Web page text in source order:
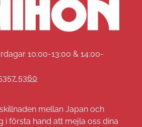
10:00-13:00 & 14:00-
5360
mellan Japan och
i första hand att mejla oss dina